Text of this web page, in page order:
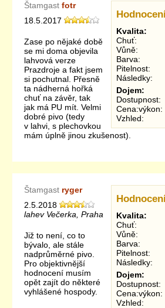
Kvalita:
Chuť:
Vůně:
Barva:
Pitelnost:
Následky:
Dojem:
Dostupnost:
Cena:výkon:
Vzhled:
Štamgast fotr
18.5.2017
Zase po nějaké době
se mi doma objevila
lahvová verze
Prazdroje a fakt jsem
si pochutnal. Přesně
ta nádherná hořká
chuť na závěr, tak
jak má PU mít. Velmi
dobré pivo (tedy
v lahvi, s plechovkou
mám úplně jinou zkušenost).
Kvalita:
Chuť:
Vůně:
Barva:
Pitelnost:
Následky:
Dojem:
Dostupnost:
Cena:výkon:
Vzhled:
Štamgast ryger
2.5.2018
lahev Večerka, Praha
Již to není, co to
bývalo, ale stále
nadprůměrné pivo.
Pro objektivnější
hodnocení musím
opět zajít do některé
vyhlášené hospody.